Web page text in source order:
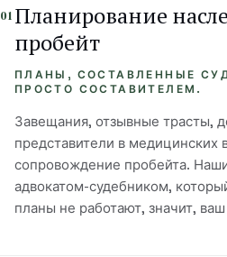
Чек-лист планирования
Сколько стоит пробейт
Набор исполнителя
Как выбрать адвоката
01 Планирование
пробейт
ПЛАНЫ, СОСТАВЛЕННЫЕ
ПРОСТО СОСТАВИТЕЛЕМ.
Завещания, отзывные трасты,
представители в медицинских
сопровождение пробейта.
адвокатом-судебником,
планы не работают, значит, ваш